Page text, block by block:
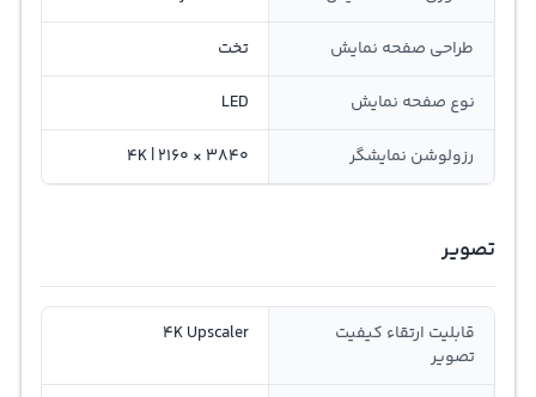
طراحی صفحه نمایش تخت
نوع صفحه نمایش LED
رزولوشن نمایشگر 3840 × 2160 | 4K
تصویر
قابلیت ارتقاء کیفیت
تصویر
4K Upscaler